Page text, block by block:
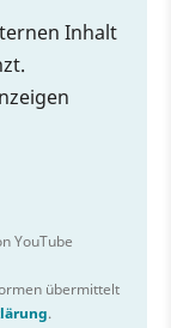
Inhalt
YouTube
übermittelt
.